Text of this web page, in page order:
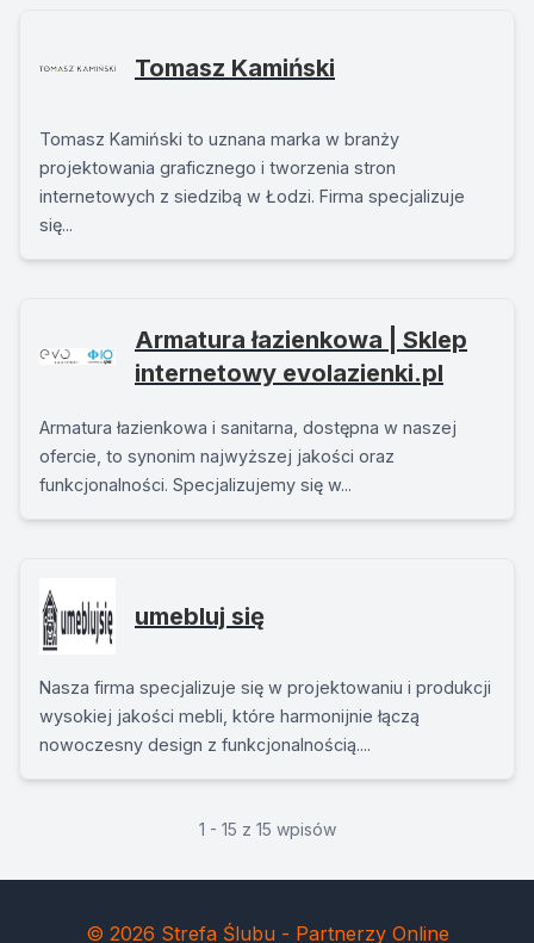
Tomasz Kamiński
Tomasz Kamiński to uznana marka w branży
projektowania graficznego i tworzenia stron
internetowych z siedzibą w Łodzi. Firma specjalizuje
się...
Armatura łazienkowa | Sklep
internetowy evolazienki.pl
Armatura łazienkowa i sanitarna, dostępna w naszej
ofercie, to synonim najwyższej jakości oraz
funkcjonalności. Specjalizujemy się w...
umebluj się
Nasza firma specjalizuje się w projektowaniu i produkcji
wysokiej jakości mebli, które harmonijnie łączą
nowoczesny design z funkcjonalnością....
1 - 15 z 15 wpisów
© 2026 Strefa Ślubu - Partnerzy Online